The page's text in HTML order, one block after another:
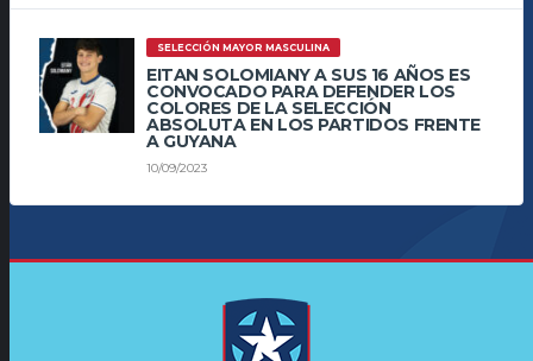
SELECCIÓN MAYOR MASCULINA
EITAN SOLOMIANY A SUS 16 AÑOS ES
CONVOCADO PARA DEFENDER LOS
COLORES DE LA SELECCIÓN
ABSOLUTA EN LOS PARTIDOS FRENTE
A GUYANA
10/09/2023